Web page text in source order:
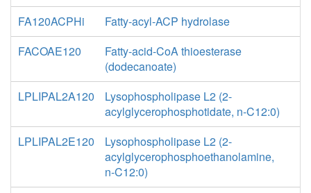
FA120ACPHi
Fatty-acyl-ACP hydrolase
FACOAE120
Fatty-acid-CoA thioesterase
(dodecanoate)
LPLIPAL2A120
Lysophospholipase L2 (2-
acylglycerophosphotidate, n-C12:0)
LPLIPAL2E120
Lysophospholipase L2 (2-
acylglycerophosphoethanolamine,
n-C12:0)